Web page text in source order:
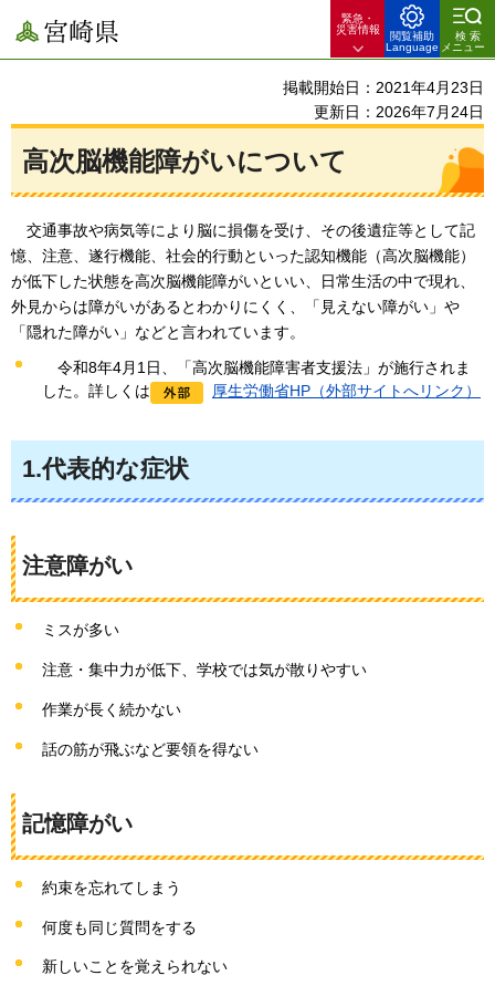
宮崎県
緊急・
災害情報
閲覧補助
Language
検索
メニュー
掲載開始日：2021年4月23日
更新日：2026年7月24日
高次脳機能障がいについて
交通事故や病気等により脳に損傷を受け、その後遺症等として記
憶、注意、遂行機能、社会的行動といった認知機能（高次脳機能）
が低下した状態を高次脳機能障がいといい、日常生活の中で現れ、
外見からは障がいがあるとわかりにくく、「見えない障がい」や
「隠れた障がい」などと言われています。
令和8年4月1日、「高次脳機能障害者支援法」が施行されま
した。詳しくは
厚生労働省HP（外部サイトへリンク）
1.代表的な症状
注意障がい
ミスが多い
注意・集中力が低下、学校では気が散りやすい
作業が長く続かない
話の筋が飛ぶなど要領を得ない
記憶障がい
約束を忘れてしまう
何度も同じ質問をする
新しいことを覚えられない